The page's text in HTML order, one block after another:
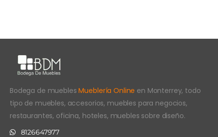
Bodega de mueblesMueblería Online en Monterrey, todo
tipo de muebles, accesorios, muebles para negocios,
restaurantes, oficina, hoteles, muebles sobre diseño.
8126647977